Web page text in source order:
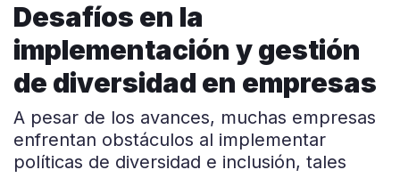
Desafíos en la
implementación y gestión
de diversidad en empresas
A pesar de los avances, muchas empresas
enfrentan obstáculos al implementar
políticas de diversidad e inclusión, tales